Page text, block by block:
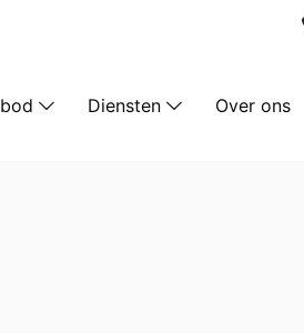
Diensten Over ons